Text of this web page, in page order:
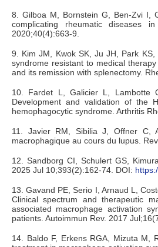
8. Gilboa M, Bornstein G, Ben-Zvi I,
complicating rheumatic diseases
2020;40(4):663-9.
9. Kim JM, Kwok SK, Ju JH, Park
syndrome resistant to medical
and its remission with splenectomy.
10. Fardet L, Galicier L, Lambotte
Development and validation of the
hemophagocytic syndrome. Arthritis
11. Javier RM, Sibilia J, Offner C,
macrophagique au cours du lupus.
12. Sandborg CI, Schulert GS,
2025 Jul 10;393(2):162-74. DOI:
13. Gavand PE, Serio I, Arnaud L,
Clinical spectrum and therapeutic
associated macrophage activation
patients. Autoimmun Rev. 2017
14. Baldo F, Erkens RGA, Mizuta M,